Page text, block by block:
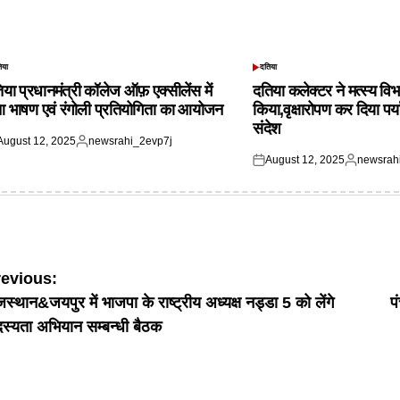
प्रधानमंत्री कॉलेज ऑफ़ एक्सीलेंस में
एवं रंगोली प्रतियोगिता का आयोजन
12, 2025
Posted
newsrahi_2evp7j
POSTED
दतिया
दतिया कलेक्टर ने मत्स्य
किया,वृक्षारोपण कर दिया
संदेश
Posted
August 12, 2025
Posted
में भाजपा के राष्ट्रीय अध्यक्ष नड्डा 5 को लेंगे
अभियान सम्बन्धी बैठक